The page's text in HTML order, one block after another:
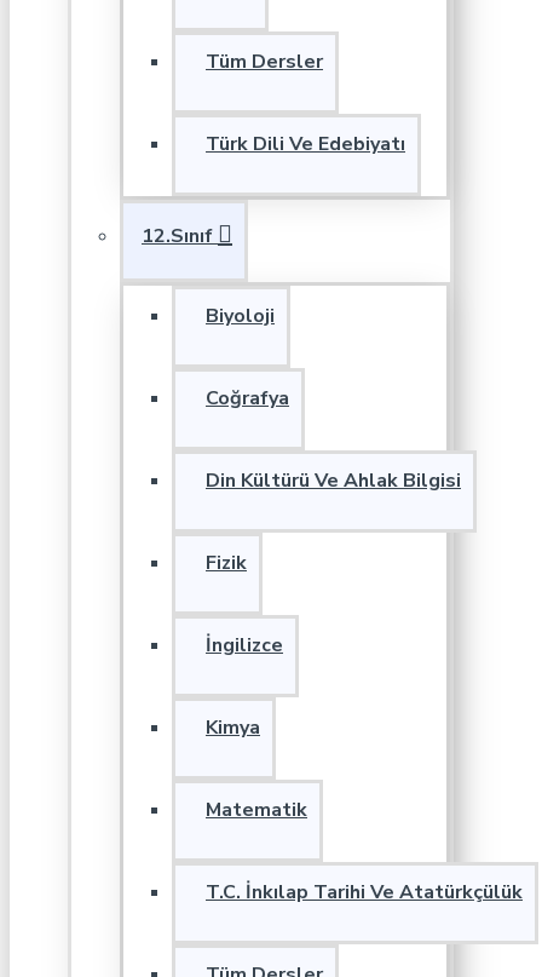
Tüm Dersler
Türk Dili Ve Edebiyatı
12.Sınıf
Biyoloji
Coğrafya
Din Kültürü Ve Ahlak Bilgisi
Fizik
İngilizce
Kimya
Matematik
T.C. İnkılap Tarihi Ve Atatürkçülük